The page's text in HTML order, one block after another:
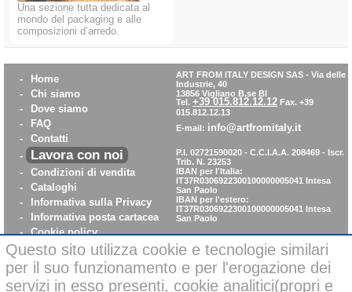
Una sezione tutta dedicata al
mondo del packaging e alle
composizioni d’arredo.
-
Home
-
Chi siamo
-
Dove siamo
-
FAQ
-
Contatti
-
Lavora con noi
-
Condizioni di vendita
-
Cataloghi
-
Informativa sulla Privacy
-
Informativa posta cartacea
- Cookie policy
- WhistleBlowing
Parità di Genere
ART FROM ITALY DESIGN SAS - Via delle
Industrie, 40
13856 Vigliano B.se BI
Tel. +39 015.812.12.12 Fax. +39
015.812.12.13
E-mail: info@artfromitaly.it
P.I. 02721590020 - C.C.I.A.A. 208469 - Iscr.
Trib. N. 23253
IBAN per l'Italia:
IT37R0306922300100000005041 Intesa
San Paolo
IBAN per l'estero:
IT37R0306922300100000005041 Intesa
San Paolo
Questo sito utilizza cookie e tecnologie similari
per il suo funzionamento e per l'erogazione dei
servizi in esso presenti, cookie analitici(propri e